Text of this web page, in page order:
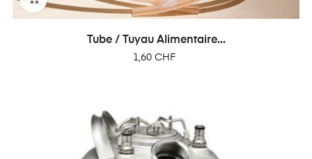
Tube / Tuyau Alimentaire...
Prix
1,60 CHF